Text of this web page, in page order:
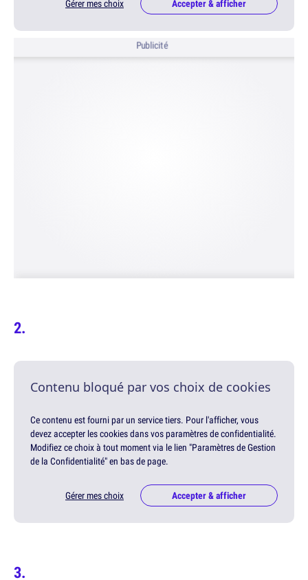
Gérer mes choix Accepter & afficher
Publicité
Contenu bloqué par vos choix de cookies
Ce contenu est fourni par un service tiers. Pour l'afficher, vous
devez accepter les cookies dans vos paramètres de confidentialité.
Modifiez ce choix à tout moment via le lien "Paramètres de Gestion
de la Confidentialité" en bas de page.
Gérer mes choix Accepter & afficher